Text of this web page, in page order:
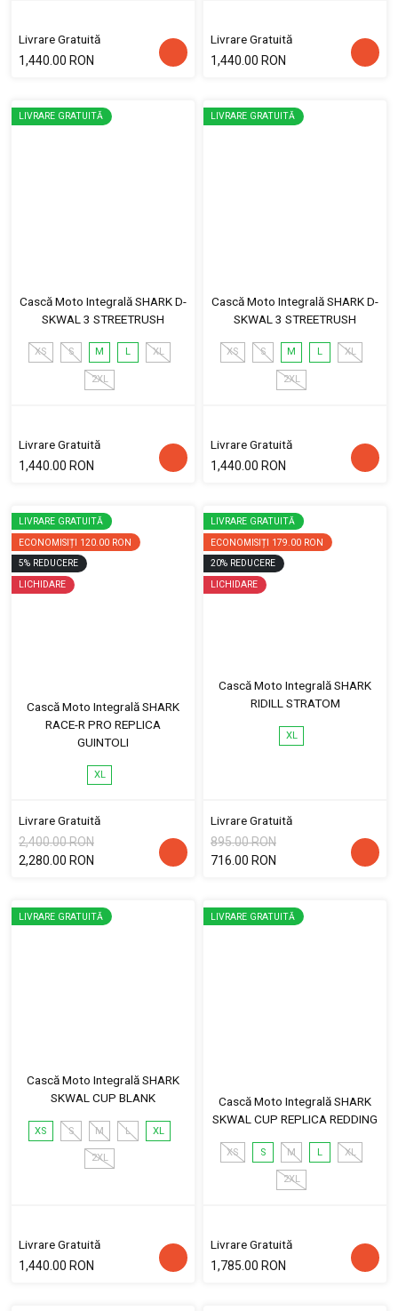
Livrare Gratuită
1,440.00 RON
Livrare Gratuită
1,440.00 RON
LIVRARE GRATUITĂ
Cască Moto Integrală SHARK D-
SKWAL 3 STREETRUSH
XS S M L XL
2XL
Livrare Gratuită
1,440.00 RON
LIVRARE GRATUITĂ
Cască Moto Integrală SHARK D-
SKWAL 3 STREETRUSH
XS S M L XL
2XL
Livrare Gratuită
1,440.00 RON
LIVRARE GRATUITĂ
ECONOMISIȚI 120.00 RON
5% REDUCERE
LICHIDARE
Cască Moto Integrală SHARK
RACE-R PRO REPLICA
GUINTOLI
XL
Livrare Gratuită
2,400.00 RON
2,280.00 RON
LIVRARE GRATUITĂ
ECONOMISIȚI 179.00 RON
20% REDUCERE
LICHIDARE
Cască Moto Integrală SHARK
RIDILL STRATOM
XL
Livrare Gratuită
895.00 RON
716.00 RON
LIVRARE GRATUITĂ
Cască Moto Integrală SHARK
SKWAL CUP BLANK
XS S M L XL
2XL
Livrare Gratuită
1,440.00 RON
LIVRARE GRATUITĂ
Cască Moto Integrală SHARK
SKWAL CUP REPLICA REDDING
XS S M L XL
2XL
Livrare Gratuită
1,785.00 RON